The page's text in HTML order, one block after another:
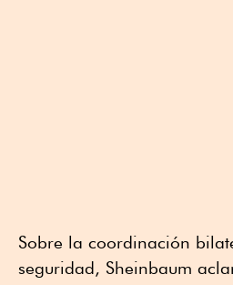
Sobre la coordinación
seguridad, Sheinbaum